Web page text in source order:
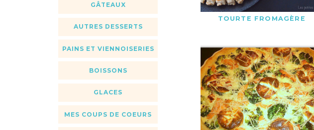
GÂTEAUX
AUTRES DESSERTS
PAINS ET VIENNOISERIES
BOISSONS
GLACES
MES COUPS DE COEURS
TOURTE FROMAGÈRE